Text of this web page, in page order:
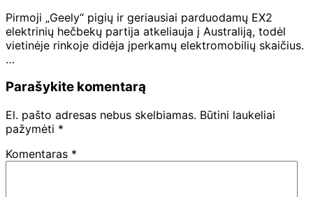
Pirmoji „Geely“ pigių ir geriausiai parduodamų EX2
elektrinių hečbekų partija atkeliauja į Australiją, todėl
vietinėje rinkoje didėja įperkamų elektromobilių skaičius.
…
Parašykite komentarą
El. pašto adresas nebus skelbiamas. Būtini laukeliai
pažymėti *
Komentaras *